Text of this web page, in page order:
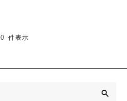
0 件表示